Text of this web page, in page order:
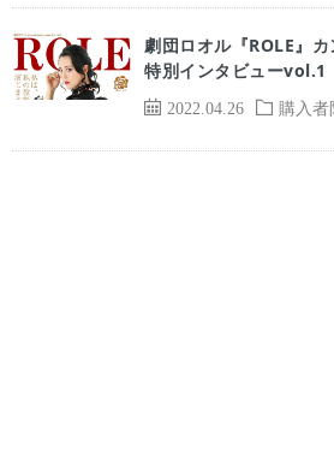
2022.04.26 購入者
劇団ロオル『ROLE』
特別インタビューvol.1